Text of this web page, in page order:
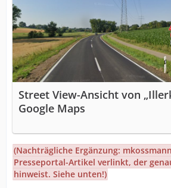
Street View-Ansicht von
Google Maps
(Nachträgliche Ergänzung:
Presseportal-Artikel verlinkt, der
hinweist. Siehe unten!)